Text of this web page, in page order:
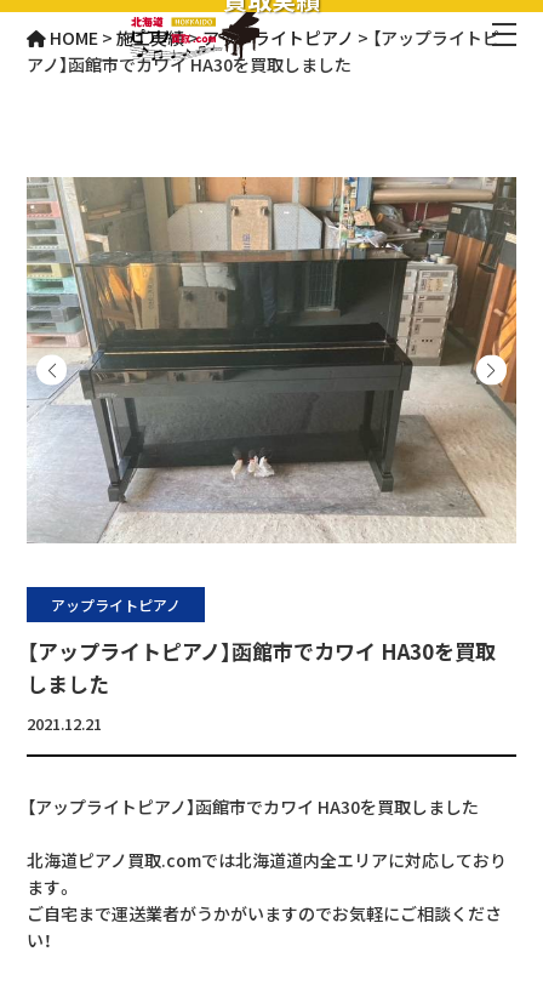
HOME >施工実績>アップライトピアノ > 【アップライトピ
アノ】函館市でカワイ HA30を買取しました
アップライトピアノ
【アップライトピアノ】函館市でカワイ HA30を買取
しました
2021.12.21
【アップライトピアノ】函館市でカワイ HA30を買取しました
北海道ピアノ買取.comでは北海道道内全エリアに対応しており
ます。
ご自宅まで運送業者がうかがいますのでお気軽にご相談くださ
い！